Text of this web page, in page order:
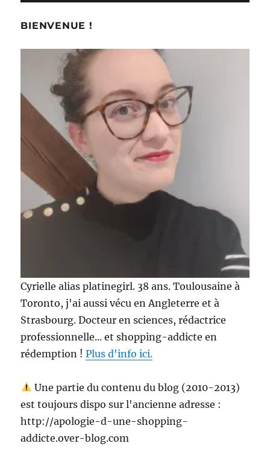
BIENVENUE !
Cyrielle alias platinegirl. 38 ans. Toulousaine à
Toronto, j'ai aussi vécu en Angleterre et à
Strasbourg. Docteur en sciences, rédactrice
professionnelle... et shopping-addicte en
rédemption !Plus d'info ici.
Une partie du contenu du blog (2010-2013)
est toujours dispo sur l'ancienne adresse :
http://apologie-d-une-shopping-
addicte.over-blog.com